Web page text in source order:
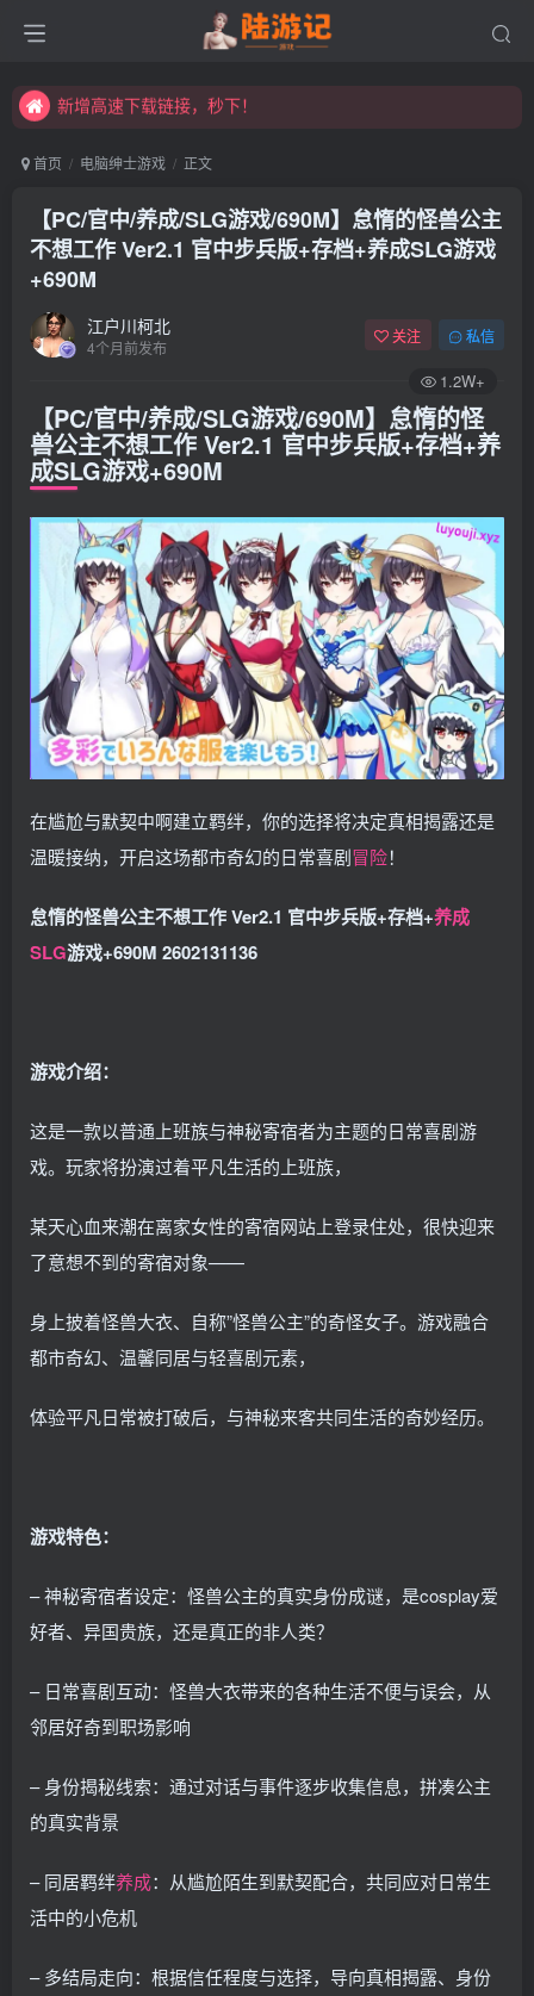
永久发布页，点此打开：https://xibeimenchuixue.github.io/fabuye/
永久发布页，点此打开：https://xibeimenchuixue.github.io/fabuye/
首页 电脑绅士游戏 正文
【PC/官中/养成/SLG游戏/690M】怠惰的怪兽公主
不想工作 Ver2.1 官中步兵版+存档+养成SLG游戏
+690M
江户川柯北
4个月前发布
关注 私信
1.2W+
【PC/官中/养成/SLG游戏/690M】怠惰的怪
兽公主不想工作 Ver2.1 官中步兵版+存档+养
成SLG游戏+690M
在尴尬与默契中啊建立羁绊，你的选择将决定真相揭露还是
温暖接纳，开启这场都市奇幻的日常喜剧冒险！
怠惰的怪兽公主不想工作 Ver2.1 官中步兵版+存档+养成
SLG游戏+690M 2602131136
游戏介绍：
这是一款以普通上班族与神秘寄宿者为主题的日常喜剧游
戏。玩家将扮演过着平凡生活的上班族，
某天心血来潮在离家女性的寄宿网站上登录住处，很快迎来
了意想不到的寄宿对象——
身上披着怪兽大衣、自称”怪兽公主”的奇怪女子。游戏融合
都市奇幻、温馨同居与轻喜剧元素，
体验平凡日常被打破后，与神秘来客共同生活的奇妙经历。
游戏特色：
– 神秘寄宿者设定：怪兽公主的真实身份成谜，是cosplay爱
好者、异国贵族，还是真正的非人类？
– 日常喜剧互动：怪兽大衣带来的各种生活不便与误会，从
邻居好奇到职场影响
– 身份揭秘线索：通过对话与事件逐步收集信息，拼凑公主
的真实背景
– 同居羁绊养成：从尴尬陌生到默契配合，共同应对日常生
活中的小危机
– 多结局走向：根据信任程度与选择，导向真相揭露、身份